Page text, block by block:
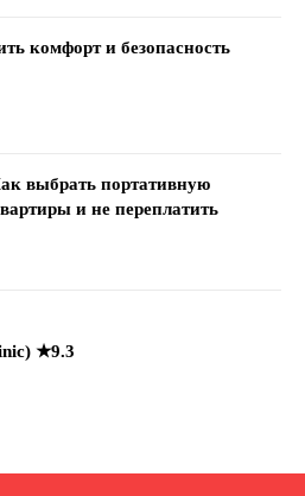
комфорт и безопасность
выбрать портативную
и не переплатить
★9.3